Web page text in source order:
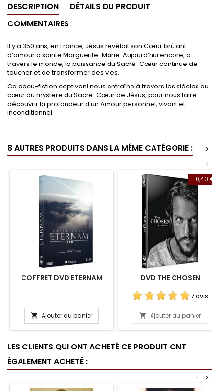
DESCRIPTION
DÉTAILS DU PRODUIT
COMMENTAIRES
Il y a 350 ans, en France, Jésus révélait son Cœur brûlant
d’amour à sainte Marguerite-Marie. Aujourd’hui encore, à
travers le monde, la puissance du Sacré-Cœur continue de
toucher et de transformer des vies.
Ce docu-fiction captivant nous entraîne à travers les siècles au
cœur du mystère du Sacré-Cœur de Jésus, pour nous faire
découvrir la profondeur d’un Amour personnel, vivant et
inconditionnel.
8 AUTRES PRODUITS DANS LA MÊME CATÉGORIE :
>
<
COFFRET DVD ETERNAM
 Ajouter au panier
- 0,40 €
DVD THE CHOSEN
7 avis
 Ajouter au panier
LES CLIENTS QUI ONT ACHETÉ CE PRODUIT ONT
ÉGALEMENT ACHETÉ :
>
<